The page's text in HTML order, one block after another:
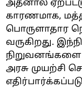
அதனால்
காரணமாக,
பொருளாதார
வருகிறது.
நிறுவனங்களை
அரசு முயற்சி